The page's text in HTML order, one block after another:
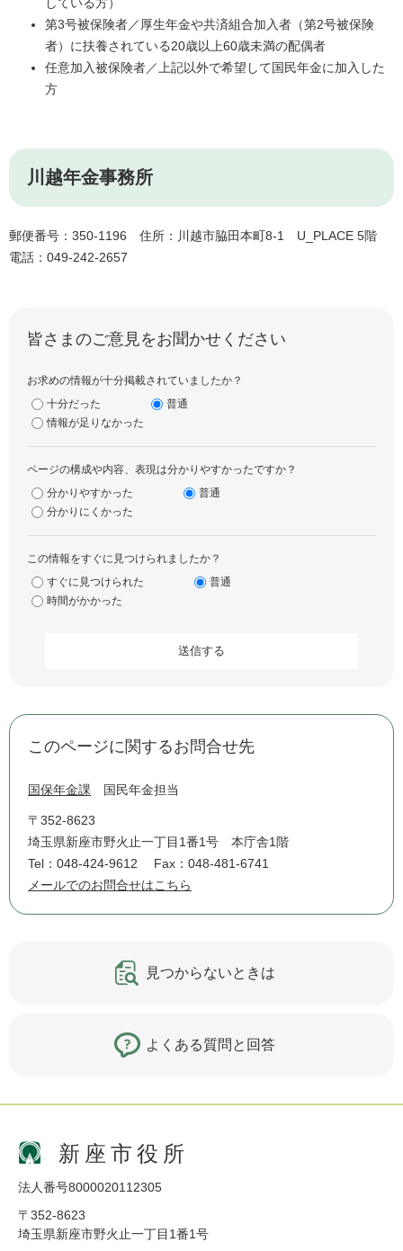
第3号被保険者／厚生年金や共済組合加入者（第2号被保険
者）に扶養されている20歳以上60歳未満の配偶者
任意加入被保険者／上記以外で希望して国民年金に加入した
方
川越年金事務所
郵便番号：350-1196 住所：川越市脇田本町8-1 U_PLACE 5階
電話：049-242-2657
皆さまのご意見をお聞かせください
お求めの情報が十分掲載されていましたか？
十分だった
普通
情報が足りなかった
ページの構成や内容、表現は分かりやすかったですか？
分かりやすかった
普通
分かりにくかった
この情報をすぐに見つけられましたか？
すぐに見つけられた
普通
時間がかかった
このページに関するお問合せ先
国保年金課 国民年金担当
〒352-8623
埼玉県新座市野火止一丁目1番1号 本庁舎1階
Tel：048-424-9612
Fax：048-481-6741
メールでのお問合せはこちら
見つからないときは
よくある質問と回答
新座市役所
法人番号8000020112305
〒352-8623
埼玉県新座市野火止一丁目1番1号